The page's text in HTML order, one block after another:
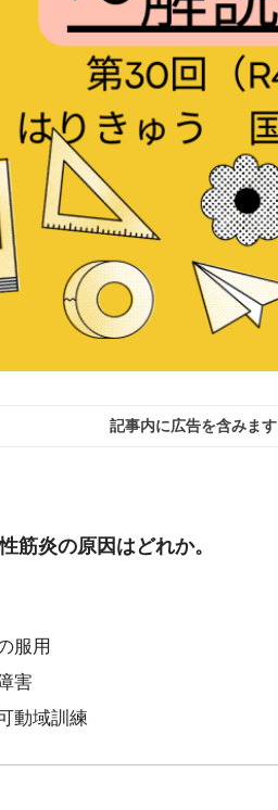
記事内に広告を含みます
筋炎の原因はどれか。
服用
害
動域訓練